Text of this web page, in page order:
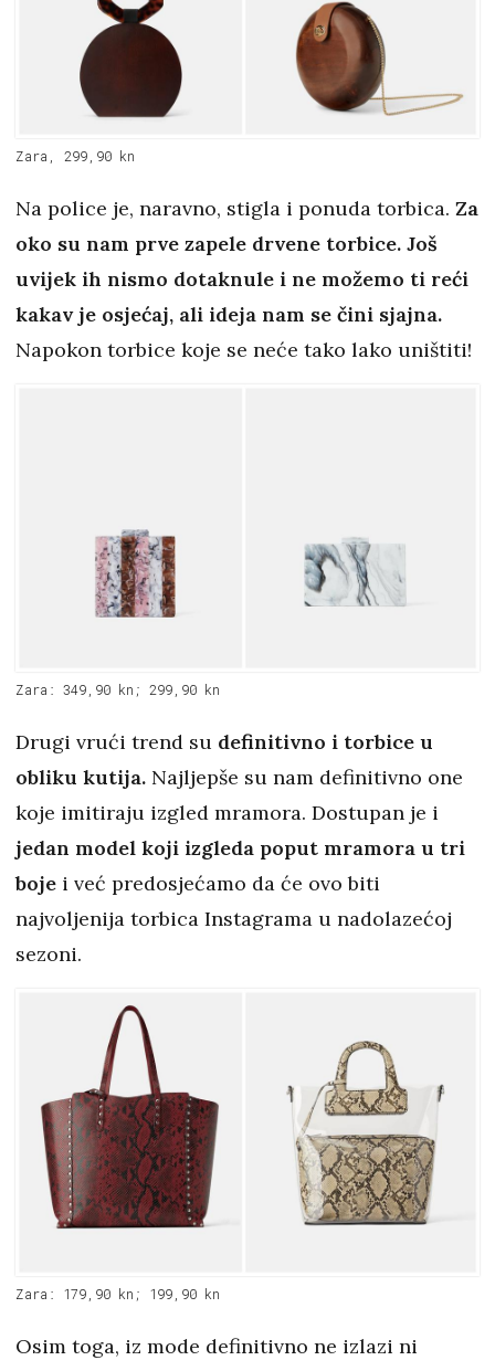
Zara, 299,90 kn
Na police je, naravno, stigla i ponuda torbica. Za
oko su nam prve zapele drvene torbice. Još
uvijek ih nismo dotaknule i ne možemo ti reći
kakav je osjećaj, ali ideja nam se čini sjajna.
Napokon torbice koje se neće tako lako uništiti!
Zara: 349,90 kn; 299,90 kn
Drugi vrući trend su definitivno i torbice u
obliku kutija. Najljepše su nam definitivno one
koje imitiraju izgled mramora. Dostupan je i
jedan model koji izgleda poput mramora u tri
boje i već predosjećamo da će ovo biti
najvoljenija torbica Instagrama u nadolazećoj
sezoni.
Zara: 179,90 kn; 199,90 kn
Osim toga, iz mode definitivno ne izlazi ni